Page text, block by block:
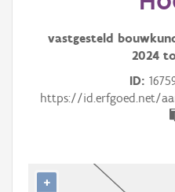
Aanduidingsobject
Thema
Persoon of collectief
vastgesteld
2024
ID
https://id.erfgoed.net/
+